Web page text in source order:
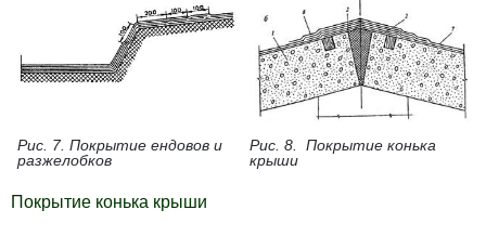
Рис. 7. Покрытие ендовов и
разжелобков
Рис. 8. Покрытие конька
крыши
Покрытие конька крыши